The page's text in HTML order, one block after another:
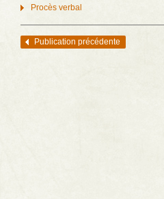
Procès verbal
Navigation des articles
Publication précédente